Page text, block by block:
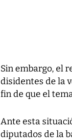
Sin embargo, el
disidentes de la
fin de que el
Ante esta
diputados de la